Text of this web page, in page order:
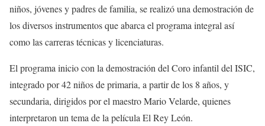
niños, jóvenes y padres de familia, se realizó una demostración de
los diversos instrumentos que abarca el programa integral así
como las carreras técnicas y licenciaturas.
El programa inicio con la demostración del Coro infantil del ISIC,
integrado por 42 niños de primaria, a partir de los 8 años, y
secundaria, dirigidos por el maestro MarioVelarde, quienes
interpretaron un tema de la película El Rey León.